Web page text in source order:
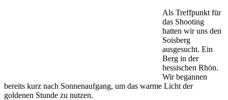
Als Treffpunkt für
das Shooting
hatten wir uns den
Soisberg
ausgesucht. Ein
Berg in der
hessischen Rhön.
Wir begannen
bereits kurz nach Sonnenaufgang, um das warme Licht der
goldenen Stunde zu nutzen.